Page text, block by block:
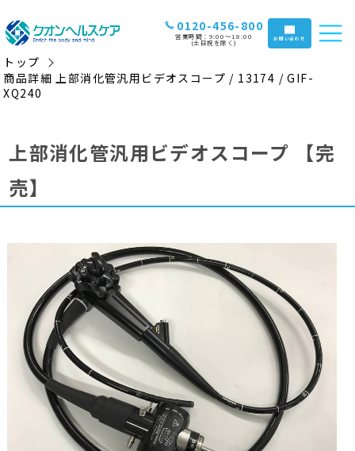
0120-456-800
営業時間：9:00〜18:00
(土日祝を除く) お問い合わせ
トップ
商品詳細 上部消化管汎用ビデオスコープ / 13174 / GIF-
XQ240
上部消化管汎用ビデオスコープ
【完
売】